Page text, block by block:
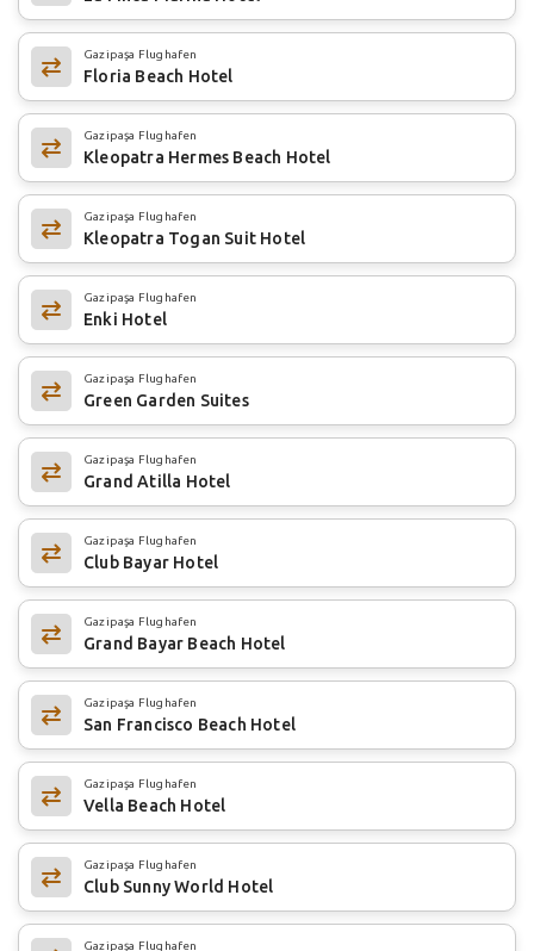
Gazipaşa Flughafen
Floria Beach Hotel
Gazipaşa Flughafen
Kleopatra Hermes Beach Hotel
Gazipaşa Flughafen
Kleopatra Togan Suit Hotel
Gazipaşa Flughafen
Enki Hotel
Gazipaşa Flughafen
Green Garden Suites
Gazipaşa Flughafen
Grand Atilla Hotel
Gazipaşa Flughafen
Club Bayar Hotel
Gazipaşa Flughafen
Grand Bayar Beach Hotel
Gazipaşa Flughafen
San Francisco Beach Hotel
Gazipaşa Flughafen
Vella Beach Hotel
Gazipaşa Flughafen
Club Sunny World Hotel
Gazipaşa Flughafen